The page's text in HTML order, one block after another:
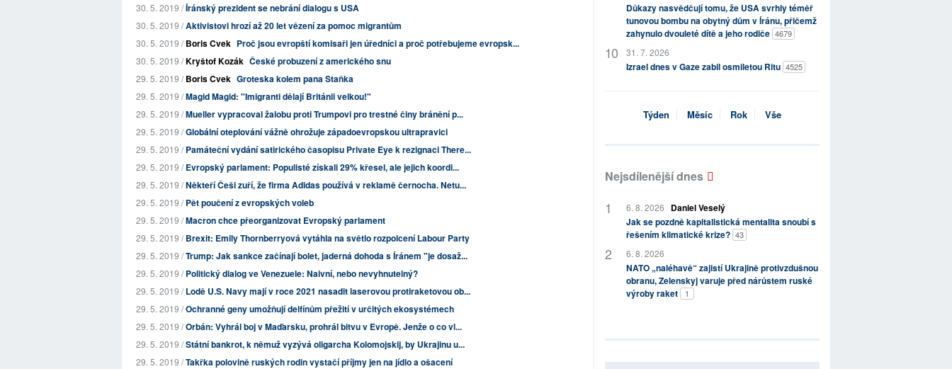
30. 5. 2019 /Íránský prezident se nebrání dialogu s USA
30. 5. 2019 /Aktivistovi hrozí až 20 let vězení za pomoc migrantům
30. 5. 2019 /Boris Cvek Proč jsou evropští komisaři jen úředníci a proč potřebujeme evropsk...
30. 5. 2019 /Kryštof Kozák České probuzení z amerického snu
29. 5. 2019 /Boris Cvek Groteska kolem pana Staňka
29. 5. 2019 /Magid Magid: "Imigranti dělají Británii velkou!"
29. 5. 2019 /Mueller vypracoval žalobu proti Trumpovi pro trestné činy bránění p...
29. 5. 2019 /Globální oteplování vážně ohrožuje západoevropskou ultrapravici
29. 5. 2019 /Památeční vydání satirického časopisu Private Eye k rezignaci There...
29. 5. 2019 /Evropský parlament: Populisté získali 29% křesel, ale jejich koordi...
29. 5. 2019 /Někteří Češi zuří, že firma Adidas používá v reklamě černocha. Netu...
29. 5. 2019 /Pět poučení z evropských voleb
29. 5. 2019 /Macron chce přeorganizovat Evropský parlament
29. 5. 2019 /Brexit: Emily Thornberryová vytáhla na světlo rozpolcení Labour Party
29. 5. 2019 /Trump: Jak sankce začínají bolet, jaderná dohoda s Íránem "je dosaž...
29. 5. 2019 /Politický dialog ve Venezuele: Naivní, nebo nevyhnutelný?
29. 5. 2019 /Lodě U.S. Navy mají v roce 2021 nasadit laserovou protiraketovou ob...
29. 5. 2019 /Ochranné geny umožňují delfínům přežití v určitých ekosystémech
29. 5. 2019 /Orbán: Vyhrál boj v Maďarsku, prohrál bitvu v Evropě. Jenže o co vl...
29. 5. 2019 /Státní bankrot, k němuž vyzývá oligarcha Kolomojskij, by Ukrajinu u...
29. 5. 2019 /Takřka polovině ruských rodin vystačí příjmy jen na jídlo a ošacení
Důkazy nasvědčují tomu, že USA svrhly téměř
tunovou bombu na obytný dům v Íránu, přičemž
zahynulo dvouleté dítě a jeho rodiče 4679
31. 7. 2026
Izrael dnes v Gaze zabil osmiletou Ritu 4525
Týden Měsíc Rok Vše
Nejsdílenější dnes
6. 8. 2026
Daniel Veselý
Jak se pozdně kapitalistická mentalita snoubí s
řešením klimatické krize? 43
6. 8. 2026
NATO „naléhavě“ zajistí Ukrajině protivzdušnou
obranu, Zelenskyj varuje před nárůstem ruské
výroby raket
1